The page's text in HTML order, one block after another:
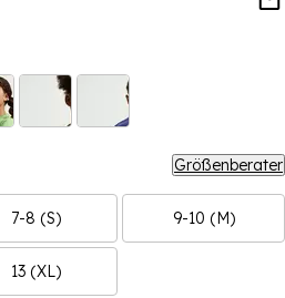
Größenberater
7-8 (S) 9-10 (M)
13 (XL)